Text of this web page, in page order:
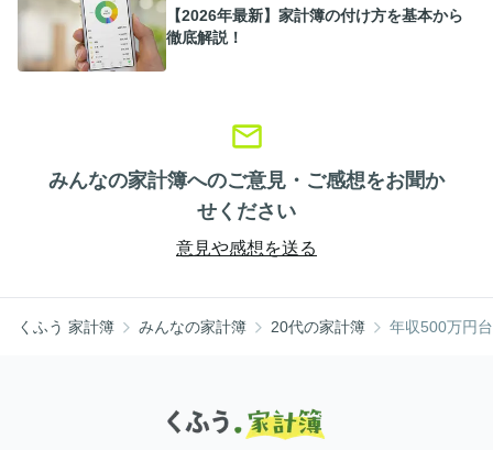
【2026年最新】家計簿の付け方を基本から
徹底解説！
みんなの家計簿へのご意見・ご感想をお聞か
せください
意見や感想を送る
くふう 家計簿 みんなの家計簿 20代の家計簿 年収500万円